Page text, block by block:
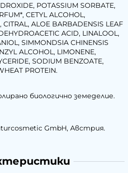
POTASSIUM SORBATE,
CETYL ALCOHOL,
CITRAL, ALOE BARBADENSIS LEAF
ACID, LINALOOL,
SIMMONDSIA CHINENSIS
ALCOHOL, LIMONENE,
SODIUM BENZOATE,
PROTEIN.
биологично земеделие.
GmbH, Австрия.